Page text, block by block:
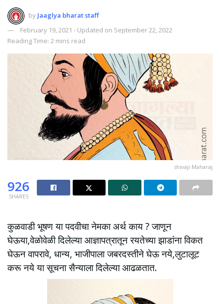
by Jaaglya bharat staff
February 19, 2021 - Updated on September 22, 2022
Reading Time: 2 mins read
shivaji Maharaj
926
SHARES
कुळवाडी भूषण या पदवीचा नेमका अर्थ काय ? जाणून
घेऊया,वेळोवेळी दिलेल्या आज्ञापत्रातून रयतेच्या झाडांना विकत
घेऊन वापरावे, धान्य, भाजीपाला जबरदस्तीने घेऊ नये,लुटालूट
करू नये या सूचना सैन्याला दिलेल्या आढळतात.